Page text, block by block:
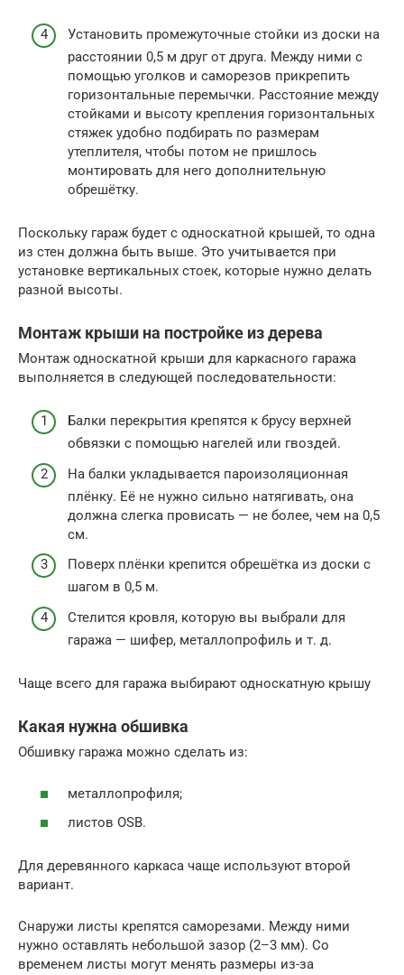
Установить промежуточные стойки из доски на
расстоянии 0,5 м друг от друга. Между ними с
помощью уголков и саморезов прикрепить
горизонтальные перемычки. Расстояние между
стойками и высоту крепления горизонтальных
стяжек удобно подбирать по размерам
утеплителя, чтобы потом не пришлось
монтировать для него дополнительную
обрешётку.
Поскольку гараж будет с односкатной крышей, то одна
из стен должна быть выше. Это учитывается при
установке вертикальных стоек, которые нужно делать
разной высоты.
Монтаж крыши на постройке из дерева
Монтаж односкатной крыши для каркасного гаража
выполняется в следующей последовательности:
Балки перекрытия крепятся к брусу верхней
обвязки с помощью нагелей или гвоздей.
На балки укладывается пароизоляционная
плёнку. Её не нужно сильно натягивать, она
должна слегка провисать — не более, чем на 0,5
см.
Поверх плёнки крепится обрешётка из доски с
шагом в 0,5 м.
Стелится кровля, которую вы выбрали для
гаража — шифер, металлопрофиль и т. д.
Чаще всего для гаража выбирают односкатную крышу
Какая нужна обшивка
Обшивку гаража можно сделать из:
металлопрофиля;
листов OSB.
Для деревянного каркаса чаще используют второй
вариант.
Снаружи листы крепятся саморезами. Между ними
нужно оставлять небольшой зазор (2–3 мм). Со
временем листы могут менять размеры из-за